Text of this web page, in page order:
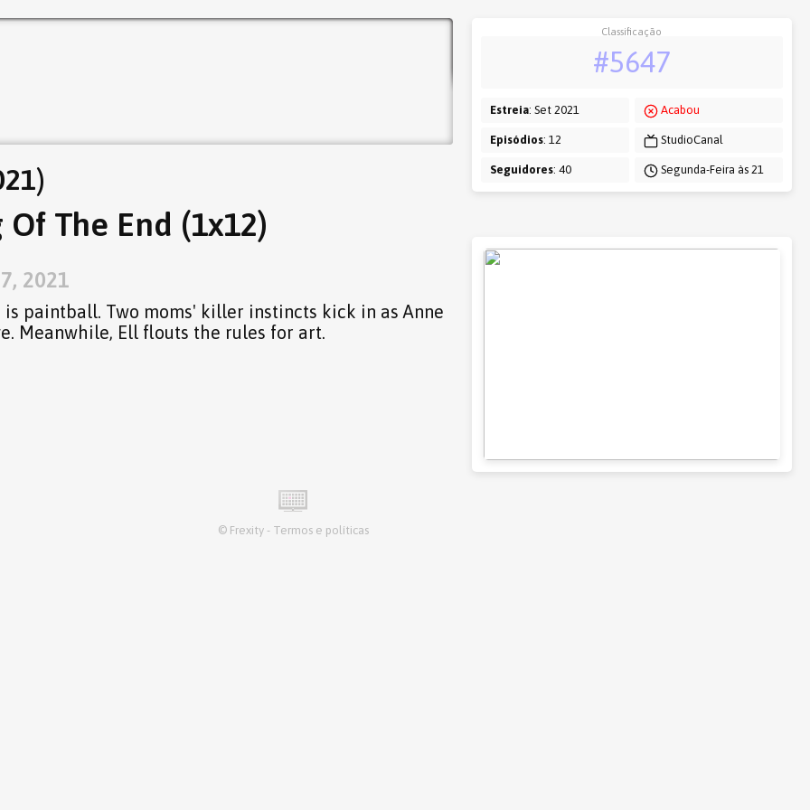
The End (1x12)
2021
paintball. Two moms' killer instincts kick in as Anne
Meanwhile, Ell flouts the rules for art.
Classificação
#5647
Estreia: Set 2021
Episódios: 12
Seguidores: 40
Acabou
StudioCanal
Segunda-Feira às 21
© Frexity- Termos e políticas